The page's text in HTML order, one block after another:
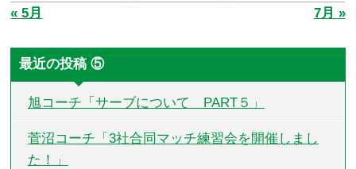
« 5月
7月 »
最近の投稿 ⑤
旭コーチ「サーブについて PART５」
菅沼コーチ「3社合同マッチ練習会を開催しまし
た！」